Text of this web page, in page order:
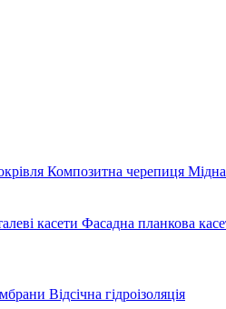
Композитна черепиця
касети Фасадна планкова
Відсічна гідроізоляція